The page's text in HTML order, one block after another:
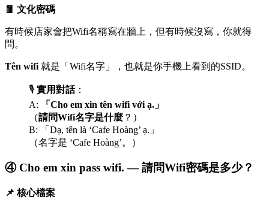
🧧 文化密碼
有時候店家會把Wifi名稱寫在牆上，但有時候沒寫，你就得
問。
Tên wifi 就是「Wifi名字」，也就是你手機上看到的SSID。
🎙️ 實用對話：
A:
「Cho em xin tên wifi với ạ.」
（請問Wifi名字是什麼 ？）
B: 「Dạ, tên là ‘Cafe Hoàng’ ạ.」
（名字是 ‘Cafe Hoàng’。）
④ Cho em xin pass wifi. — 請問Wifi密碼是多少？
📌 核心檔案